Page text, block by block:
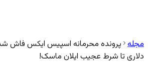
مجله
دلاری تا شرط عجیب ایلان ماسک!